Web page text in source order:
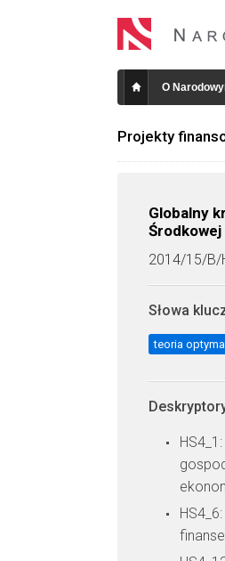
O
Projekty
Globalny
2014/15/B/
Słowa
teoria